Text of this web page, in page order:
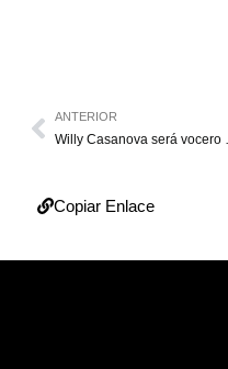
ANTERIOR
Copiar Enlace